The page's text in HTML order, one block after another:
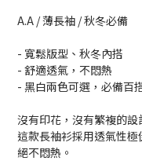
A.A / 薄長袖 / 秋冬必備
- 寬鬆版型、秋冬內搭
- 舒適透氣，不悶熱
- 黑白兩色可選，必備百
沒有印花，沒有繁複的設
這款長袖衫採用透氣性
絕不悶熱。